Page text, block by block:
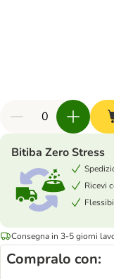
Bitiba Zero Stress
Ricevi
Consegna in 3-5 giorni
Compralo con: